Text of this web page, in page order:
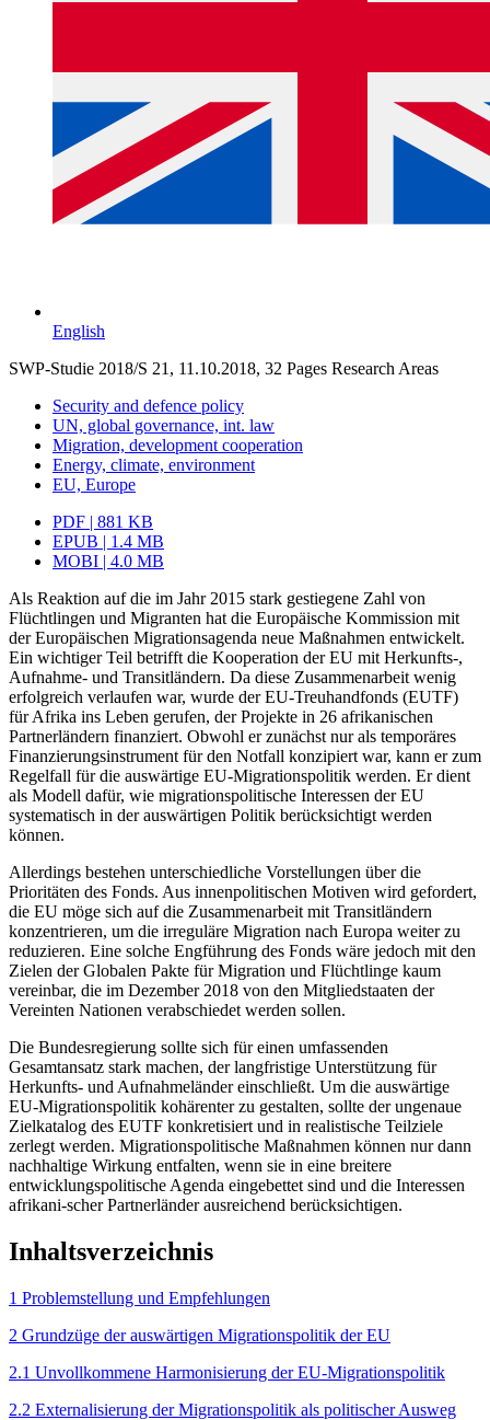
English
SWP-Studie 2018/S 21, 11.10.2018, 32 Pages Research Areas
Security and defence policy
UN, global governance, int. law
Migration, development cooperation
Energy, climate, environment
EU, Europe
PDF | 881 KB
EPUB | 1.4 MB
MOBI | 4.0 MB
Als Reaktion auf die im Jahr 2015 stark gestiegene Zahl von
Flüchtlingen und Migranten hat die Europäische Kommission mit
der Europäischen Migrationsagenda neue Maßnahmen entwickelt.
Ein wichtiger Teil betrifft die Kooperation der EU mit Herkunfts-,
Aufnahme- und Transitländern. Da diese Zusammenarbeit wenig
erfolgreich verlaufen war, wurde der EU‑Treuhandfonds (EUTF)
für Afrika ins Leben gerufen, der Projekte in 26 afrikanischen
Partnerländern finanziert. Obwohl er zunächst nur als temporäres
Finanzierungsinstrument für den Notfall konzipiert war, kann er zum
Regelfall für die auswärtige EU-Migrationspolitik werden. Er dient
als Modell dafür, wie migrationspolitische Interessen der EU
systematisch in der auswärtigen Politik berücksichtigt werden
können.
Allerdings bestehen unterschiedliche Vorstellungen über die
Prioritäten des Fonds. Aus innenpolitischen Motiven wird gefordert,
die EU möge sich auf die Zusammenarbeit mit Transitländern
konzentrieren, um die irreguläre Migration nach Europa weiter zu
reduzieren. Eine solche Eng­führung des Fonds wäre jedoch mit den
Zielen der Globalen Pakte für Migration und Flüchtlinge kaum
vereinbar, die im Dezember 2018 von den Mitgliedstaaten der
Vereinten Nationen verabschiedet werden sollen.
Die Bundesregierung sollte sich für einen umfassenden
Gesamtansatz stark machen, der langfristige Unterstützung für
Herkunfts- und Aufnahme­länder einschließt. Um die auswärtige
EU-Migrationspolitik kohärenter zu gestalten, sollte der ungenaue
Zielkatalog des EUTF konkretisiert und in realistische Teilziele
zerlegt werden. Migrationspolitische Maßnahmen können nur dann
nachhaltige Wirkung entfalten, wenn sie in eine breitere
entwicklungs­politische Agenda eingebettet sind und die Interessen
afrikani-scher Partnerländer ausreichend berücksichtigen.
Inhaltsverzeichnis
1 Problemstellung und Empfehlungen
2 Grundzüge der auswärtigen Migrationspolitik der EU
2.1 Unvollkommene Harmonisierung der EU-Migrationspolitik
2.2 Externalisierung der Migrationspolitik als politischer Ausweg